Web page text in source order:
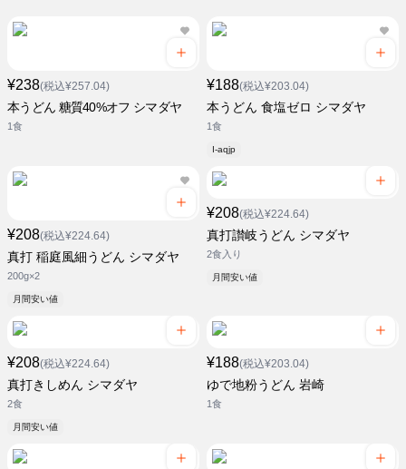
¥238(税込¥257.04)
本うどん 糖質40%オフ シマダヤ
1食
¥188(税込¥203.04)
本うどん 食塩ゼロ シマダヤ
1食
i-aqjp
¥208(税込¥224.64)
真打 稲庭風細うどん シマダヤ
200g×2
月間安い値
¥208(税込¥224.64)
真打讃岐うどん シマダヤ
2食入り
月間安い値
¥208(税込¥224.64)
真打きしめん シマダヤ
2食
月間安い値
¥188(税込¥203.04)
ゆで地粉うどん 岩崎
1食